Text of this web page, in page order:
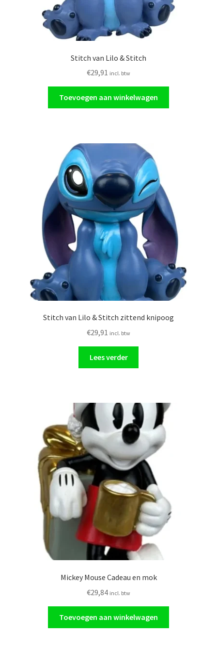
Stitch van Lilo & Stitch
€29,91 incl. btw
Toevoegen aan winkelwagen
Stitch van Lilo & Stitch zittend knipoog
€29,91 incl. btw
Lees verder
Mickey Mouse Cadeau en mok
€29,84 incl. btw
Toevoegen aan winkelwagen